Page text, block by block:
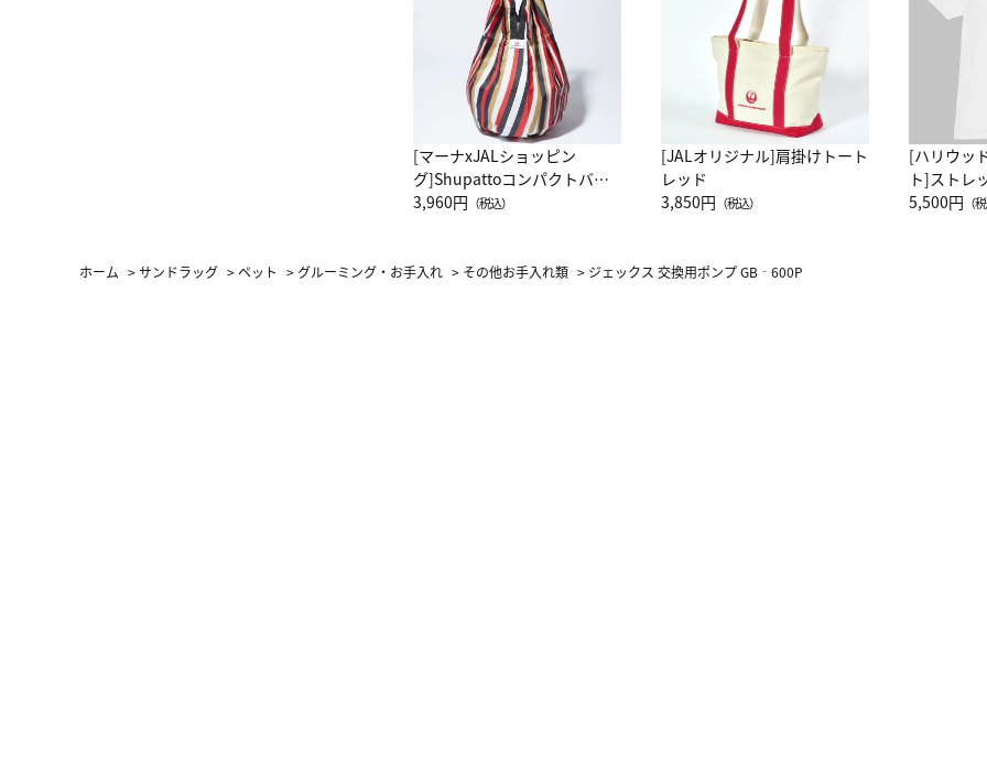
[マーナxJALショッピン
グ]Shupattoコンパクトバッ
グ Drop JAL客室乗務員
3,960円 （税込）
[JALオリジナル]肩掛けトート
レッド
3,850円 （税込）
[ハリウッ
ト]ストレ
ーネック
5,500円 （
ホーム >サンドラッグ >ペット > グルーミング・お手入れ > その他お手入れ類 > ジェックス 交換用ポンプ GB‐600P